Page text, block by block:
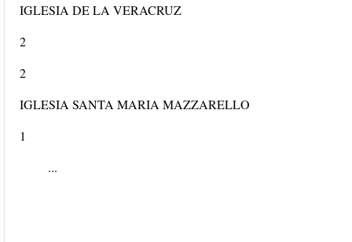
IGLESIA DE LA VERACRUZ
2
2
IGLESIA SANTA MARIA MAZZARELLO
1
...